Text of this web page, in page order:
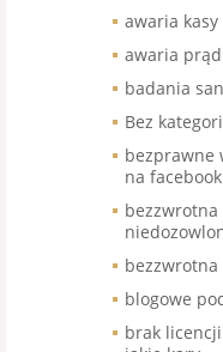
awaria
awaria
badania
Bez
bezprawne
na
bezzwrotna
blogowe
brak